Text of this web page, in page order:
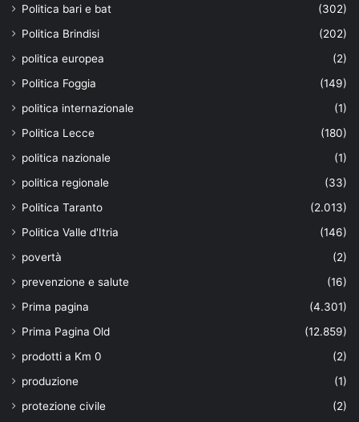
Politica bari e bat
(302)
Politica Brindisi
(202)
politica europea
(2)
Politica Foggia
(149)
politica internazionale
(1)
Politica Lecce
(180)
politica nazionale
(1)
politica regionale
(33)
Politica Taranto
(2.013)
Politica Valle d'Itria
(146)
povertà
(2)
prevenzione e salute
(16)
Prima pagina
(4.301)
Prima Pagina Old
(12.859)
prodotti a Km 0
(2)
produzione
(1)
protezione civile
(2)